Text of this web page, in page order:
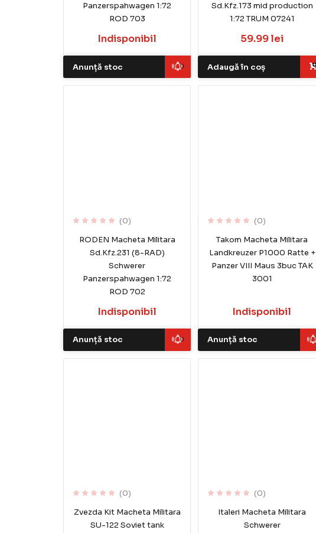
Panzerspahwagen 1:72
ROD 703
Indisponibil
Anunță stoc
Sd.Kfz.173 mid production
1:72 TRUM 07241
59.99 lei
Adaugă în coș
(0)
RODEN Macheta Militara
Sd.Kfz.231 (8-RAD)
Schwerer
Panzerspahwagen 1:72
ROD 702
Indisponibil
Anunță stoc
(0)
Takom Macheta Militara
Landkreuzer P1000 Ratte +
Panzer VIII Maus 3buc TAK
3001
Indisponibil
Anunță stoc
(0)
Zvezda Kit Macheta Militara
SU-122 Soviet tank
(0)
Italeri Macheta Militara
Schwerer